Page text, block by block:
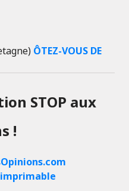
ÔTEZ-VOUS DE
STOP aux
!